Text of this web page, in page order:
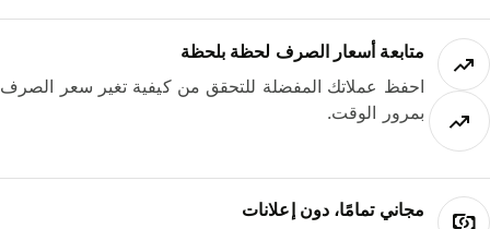
متابعة أسعار الصرف لحظة بلحظة
احفظ عملاتك المفضلة للتحقق من كيفية تغير سعر الصرف
بمرور الوقت.
مجاني تمامًا، دون إعلانات